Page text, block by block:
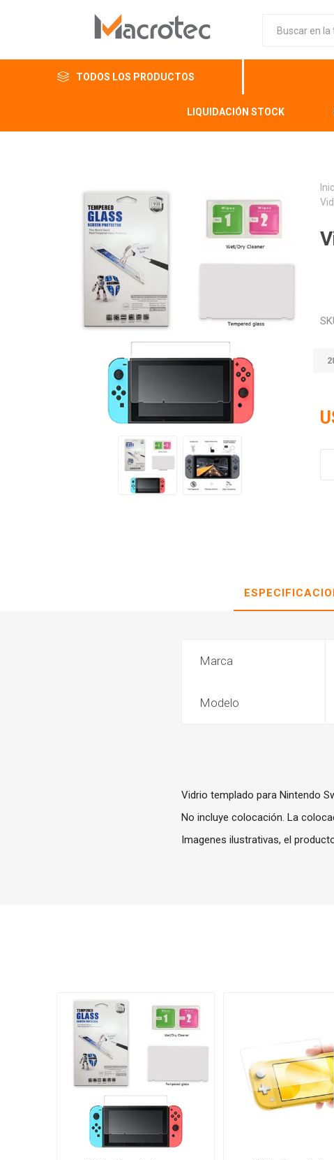
TODOS LOS PRODUCTOS
LIQUIDACIÓN STOCK
Marca
Modelo
Vidrio templado para Nintendo
No incluye colocación. La
Imagenes ilustrativas, el